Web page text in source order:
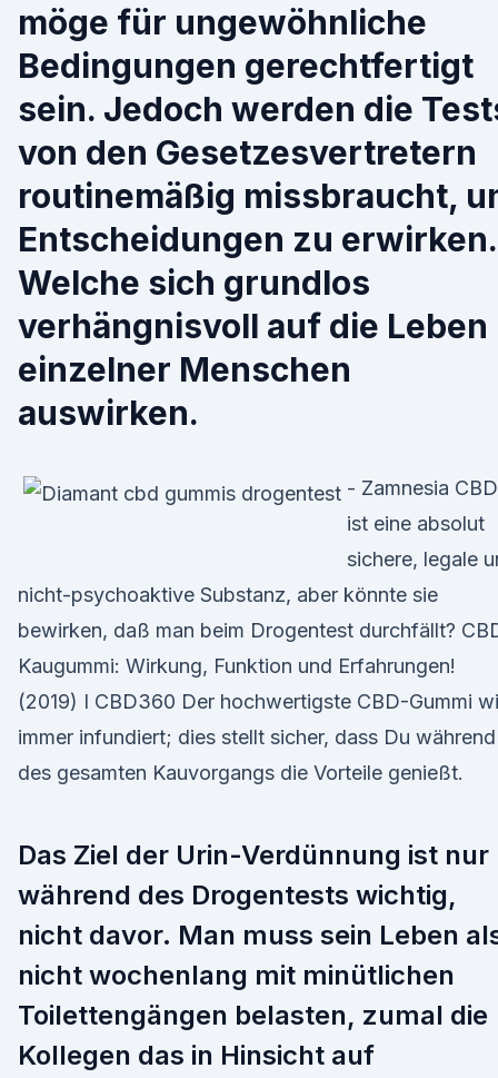
möge für ungewöhnliche
Bedingungen gerechtfertigt
sein. Jedoch werden die
von den Gesetzesvertretern
routinemäßig missbraucht,
Entscheidungen zu erwirken.
Welche sich grundlos
verhängnisvoll auf die Leben
einzelner Menschen
auswirken.
- Zamnesia CBD
ist eine absolut
sichere, legale
nicht-psychoaktive Substanz, aber könnte sie
bewirken, daß man beim Drogentest durchfällt?
Kaugummi: Wirkung, Funktion und Erfahrungen!
(2019) I CBD360 Der hochwertigste CBD-Gummi
immer infundiert; dies stellt sicher, dass Du während
des gesamten Kauvorgangs die Vorteile genießt.
Das Ziel der Urin-Verdünnung ist nur
während des Drogentests wichtig,
nicht davor. Man muss sein Leben
nicht wochenlang mit minütlichen
Toilettengängen belasten, zumal die
Kollegen das in Hinsicht auf